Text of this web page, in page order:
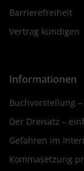
Barrierefreiheit
Vertrag kündigen
Informationen
Buchvorstellung
Der Dreisatz –
Gefahren im
Kommasetzung